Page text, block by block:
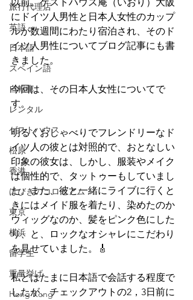
旅行代理店
英語
日本語
スペイン語
自転車
レンタル
ゲストハウス
松原
香港
はびきのコロセアム
東京
横浜
留学生
重量挙げ
Hong Kong
にドイツ人男性と日本人女性のカップ
ルが数週間にわたり宿泊され、そのド
イツ人男性についてブログ記事にも書
きました。
今回は、その日本人女性についてで
す。
明るくおしゃべりでフレンドリーなド
イツ人の彼とは対照的で、おとなしい
印象の彼女は、しかし、服装やメイク
は個性的で、タットゥーもしていまし
た。また、彼と一緒にライブに行くと
きにはメイド服を着たり、染めたのか
ウィッグなのか、髪をピンク色にした
り、と、ロックなオシャレにこだわり
を見せていました。🎸
私とはたまに日本語で会話する程度で
したが、チェックアウトの2，3日前に